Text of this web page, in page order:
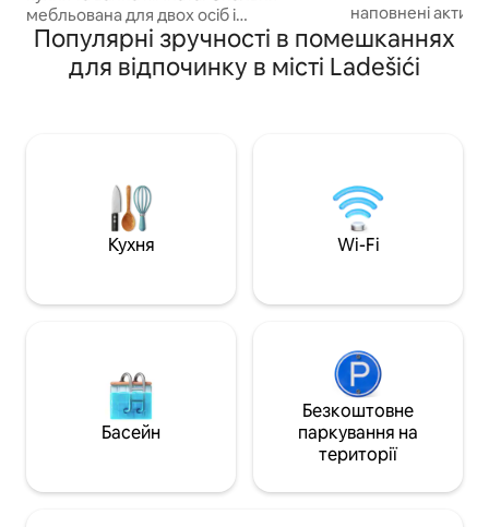
мебльована для двох осіб і
відокремлена від центральної частини
дверима. Кухня обладнана сучасним
та усім необхідним обладнанням для
У нас є фінська та інфрачервона сауна
в оздоровчій зоні, а також джакузі з
телевізором. Ванна кімната розділена
дверима. За межами квартири є
наповнені
свіжому повітрі.
пропонують
комфорту та
кухня для
та швидкої їжі,
річці Одра,
Популярні зручності в помешканнях
для відпочинку в місті Ladešići
Кухня Wi-Fi
Басейн
Безкоштовне
паркування на
території